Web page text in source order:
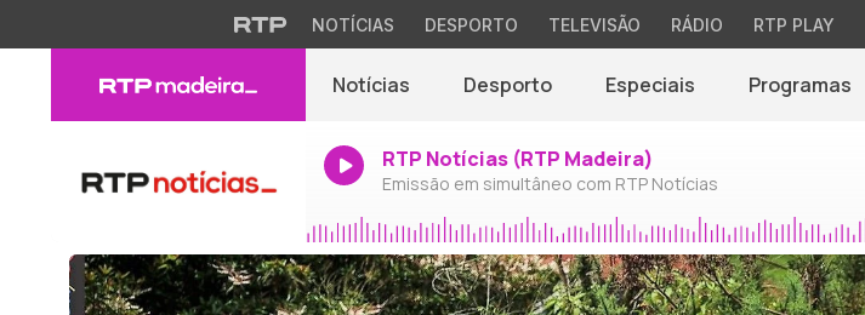
NOTÍCIAS DESPORTO TELEVISÃO RÁDIO RTP PLAY
Notícias Desporto Especiais Programas
RTP Notícias (RTP Madeira)
Emissão em simultâneo com RTP Notícias